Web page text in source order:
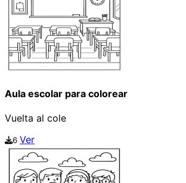
Aula escolar para colorear
Vuelta al cole
6 Ver